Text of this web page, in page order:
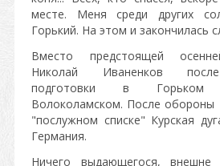
месте. Меня среди других
Горький. На этом и закончилась
Вместо предстоящей
Николай Иваненков после
подготовки в Горьком
Волоколамском. После
"послужном списке" Курская
Германия.
Ничего выдающегося, внешне